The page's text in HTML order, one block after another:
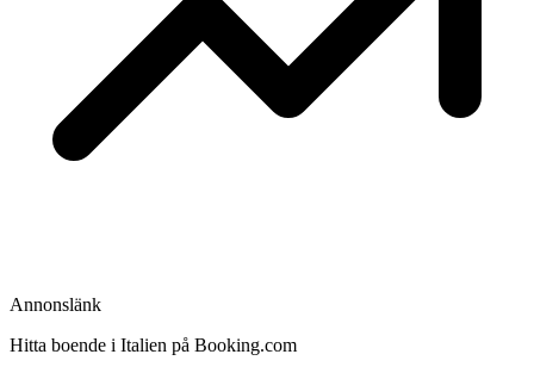
Annonslänk
Hitta boende i Italien på Booking.com